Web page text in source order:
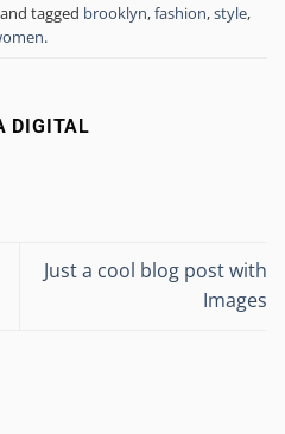
and tagged brooklyn,fashion,style,
.
DIGITAL
Just a cool blog post with
Images